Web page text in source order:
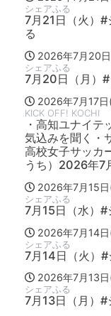
シェアふる
7月21日（火）
る
2026年7月20
シェアふる
7月20日（月）
2026年7月17日
KICK OFF! KOCHI
・高知ユナイ
気込みを聞く・
高校女子サッカ
うち）2026年7
2026年7月15日
シェアふる
7月15日（水
2026年7月14日
シェアふる
7月14日（火）
2026年7月13日
シェアふる
7月13日（月）